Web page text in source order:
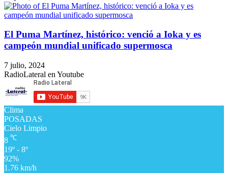
El Puma Martínez, histórico: venció a Ioka y es
campeón mundial unificado supermosca
7 julio, 2024
RadioLateral en Youtube
Clima
POSADAS
Cielo Limpio
8 ℃
19º - 8º
92%
1.76 km/h